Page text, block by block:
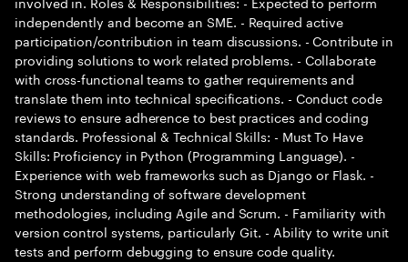
independently and become an SME. - Required active
participation/contribution in team discussions. - Contribute in
providing solutions to work related problems. - Collaborate
with cross-functional teams to gather requirements and
translate them into technical specifications. - Conduct code
reviews to ensure adherence to best practices and coding
standards. Professional & Technical Skills: - Must To Have
Skills: Proficiency in Python (Programming Language). -
Experience with web frameworks such as Django or Flask. -
Strong understanding of software development
methodologies, including Agile and Scrum. - Familiarity with
version control systems, particularly Git. - Ability to write unit
tests and perform debugging to ensure code quality.